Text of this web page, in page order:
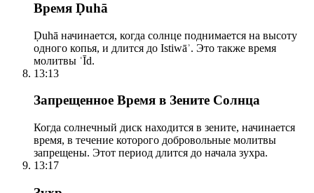
Время Ḍuhā
Ḍuhā начинается, когда солнце поднимается на высоту
одного копья, и длится до Istiwāʾ. Это также время
молитвы ʿĪd.
13:13
Запрещенное Время в Зените Солнца
Когда солнечный диск находится в зените, начинается
время, в течение которого добровольные молитвы
запрещены. Этот период длится до начала зухра.
13:17